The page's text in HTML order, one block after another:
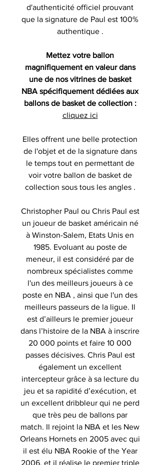
d'authenticité officiel prouvant
que la signature de Paul est 100%
authentique .
Mettez votre ballon
magnifiquement en valeur dans
une de nos vitrines de basket
NBA spécifiquement dédiées aux
ballons de basket de collection :
cliquez ici
Elles offrent une belle protection
de l'objet et de la signature dans
le temps tout en permettant de
voir votre ballon de basket de
collection sous tous les angles .
Christopher Paul ou Chris Paul est
un joueur de basket américain né
à Winston-Salem, Etats Unis en
1985. Evoluant au poste de
meneur, il est considéré par de
nombreux spécialistes comme
l'un des meilleurs joueurs à ce
poste en NBA , ainsi que l'un des
meilleurs passeurs de la ligue. Il
est d’ailleurs le premier joueur
dans l’histoire de la NBA à inscrire
20 000 points et faire 10 000
passes décisives. Chris Paul est
également un excellent
intercepteur grâce à sa lecture du
jeu et sa rapidité d’exécution, et
un excellent dribbleur qui ne perd
que très peu de ballons par
match. Il rejoint la NBA et les New
Orleans Hornets en 2005 avec qui
il est élu NBA Rookie of the Year
2006, et il réalise le premier triple